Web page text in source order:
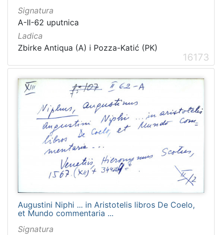
Signatura
A-II-62 uputnica
Ladica
Zbirke Antiqua (A) i Pozza-Katić (PK)
16173
Augustini Niphi ... in Aristotelis libros De Coelo,
et Mundo commentaria ...
Signatura